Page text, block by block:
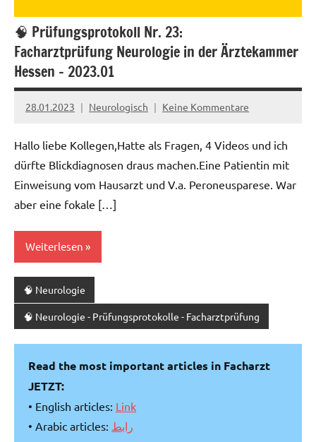
🧠 Prüfungsprotokoll Nr. 23:
Facharztprüfung Neurologie in der Ärztekammer
Hessen – 2023.01
28.01.2023 Neurologisch Keine Kommentare
Hallo liebe Kollegen,Hatte als Fragen, 4 Videos und ich
dürfte Blickdiagnosen draus machen.Eine Patientin mit
Einweisung vom Hausarzt und V.a. Peroneusparese. War
aber eine fokale […]
Weiterlesen
🧠 Neurologie
🧠 Neurologie - Prüfungsprotokolle - Facharztprüfung
Read the most important articles in Facharzt
JETZT:
• English articles: Link
• Arabic articles: رابط